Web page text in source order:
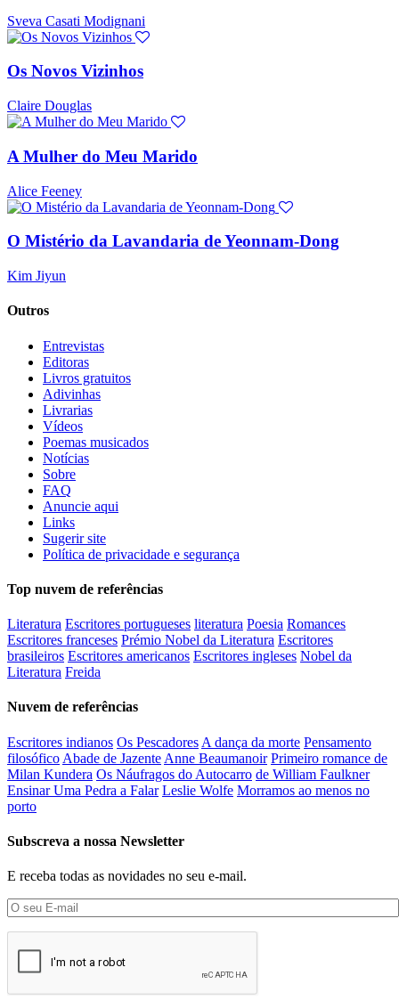
Sveva Casati Modignani
Os Novos Vizinhos
Claire Douglas
A Mulher do Meu Marido
Alice Feeney
O Mistério da Lavandaria de Yeonnam-Dong
Kim Jiyun
Outros
Entrevistas
Editoras
Livros gratuitos
Adivinhas
Livrarias
Vídeos
Poemas musicados
Notícias
Sobre
FAQ
Anuncie aqui
Links
Sugerir site
Política de privacidade e segurança
Top nuvem de referências
Literatura Escritores portugueses literatura Poesia Romances
Escritores franceses Prémio Nobel da Literatura Escritores
brasileiros Escritores americanos Escritores ingleses Nobel da
Literatura Freida
Nuvem de referências
Escritores indianos Os Pescadores A dança da morte Pensamento
filosófico Abade de Jazente Anne Beaumanoir Primeiro romance de
Milan Kundera Os Náufragos do Autocarro de William Faulkner
Ensinar Uma Pedra a Falar Leslie Wolfe Morramos ao menos no
porto
Subscreva a nossa Newsletter
E receba todas as novidades no seu e-mail.